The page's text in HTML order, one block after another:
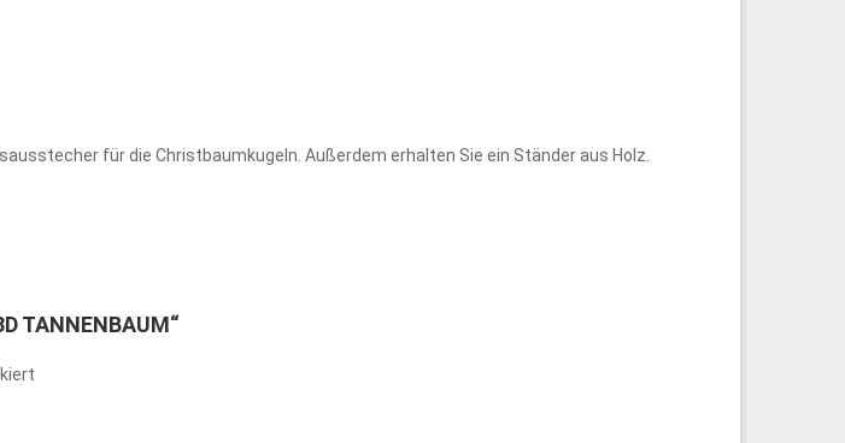
für die Christbaumkugeln. Außerdem erhalten Sie ein Ständer aus Holz.
TANNENBAUM“